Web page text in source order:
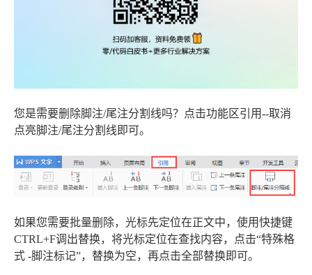
您是需要删除脚注/尾注分割线吗？点击功能区引用--取消
点亮脚注/尾注分割线即可。
如果您需要批量删除，光标先定位在正文中，使用快捷键
CTRL+F调出替换，将光标定位在查找内容，点击“特殊格
式 -脚注标记”，替换为空，再点击全部替换即可。